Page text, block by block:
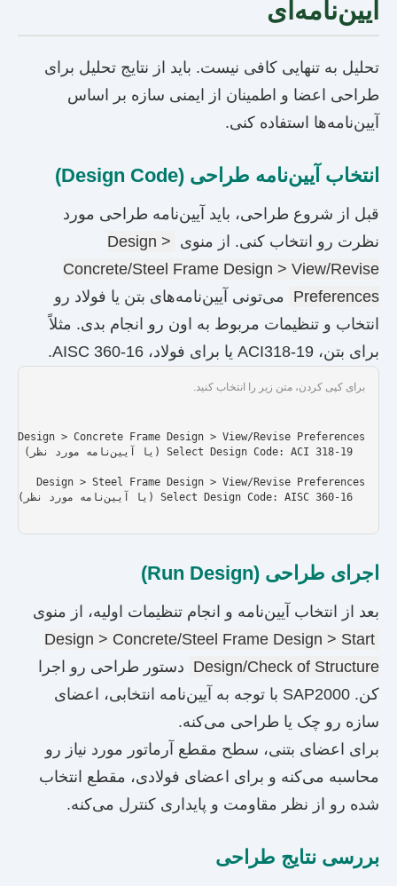
آیین‌نامه‌ای
تحلیل به تنهایی کافی نیست. باید از نتایج تحلیل برای
طراحی اعضا و اطمینان از ایمنی سازه بر اساس
آیین‌نامه‌ها استفاده کنی.
انتخاب آیین‌نامه طراحی (Design Code)
قبل از شروع طراحی، باید آیین‌نامه طراحی مورد
نظرت رو انتخاب کنی. از منوی Design >
Concrete/Steel Frame Design > View/Revise
Preferences می‌تونی آیین‌نامه‌های بتن یا فولاد رو
انتخاب و تنظیمات مربوط به اون رو انجام بدی. مثلاً
برای بتن، ACI318-19 یا برای فولاد، AISC 360-16.
برای کپی کردن، متن زیر را انتخاب کنید.
اجرای طراحی (Run Design)
بعد از انتخاب آیین‌نامه و انجام تنظیمات اولیه، از منوی
Design > Concrete/Steel Frame Design > Start
Design/Check of Structure دستور طراحی رو اجرا
کن. SAP2000 با توجه به آیین‌نامه انتخابی، اعضای
سازه رو چک یا طراحی می‌کنه.
برای اعضای بتنی، سطح مقطع آرماتور مورد نیاز رو
محاسبه می‌کنه و برای اعضای فولادی، مقطع انتخاب
شده رو از نظر مقاومت و پایداری کنترل می‌کنه.
بررسی نتایج طراحی